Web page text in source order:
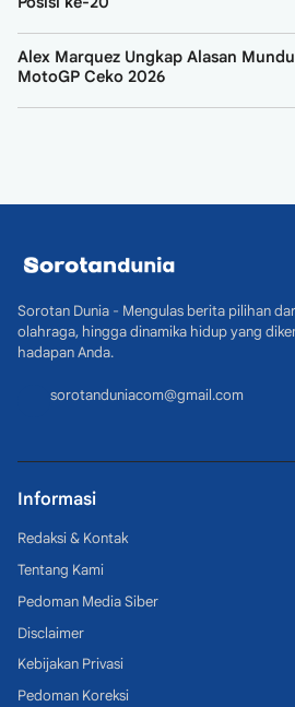
Alex Marquez Ungkap Alasan
MotoGP Ceko 2026
Sorotan Dunia - Mengulas berita pilihan
olahraga, hingga dinamika hidup yang
hadapan Anda.
sorotanduniacom@gmail.com
Informasi
Redaksi & Kontak
Tentang Kami
Pedoman Media Siber
Disclaimer
Kebijakan Privasi
Pedoman Koreksi